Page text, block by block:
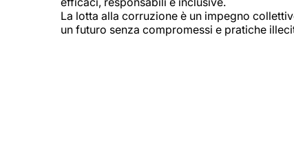
La lotta alla corruzione è un impegno
un futuro senza compromessi e pratiche